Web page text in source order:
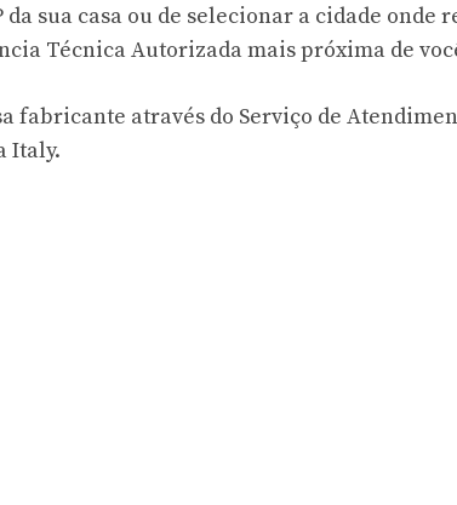
sua casa ou de selecionar a cidade onde
Técnica Autorizada mais próxima de
fabricante através do Serviço de
Italy.